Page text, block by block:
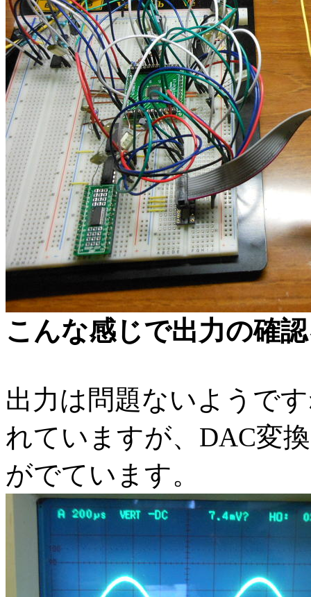
こんな感じで出力の確
出力は問題ないようで
れていますが、DAC変
がでています。